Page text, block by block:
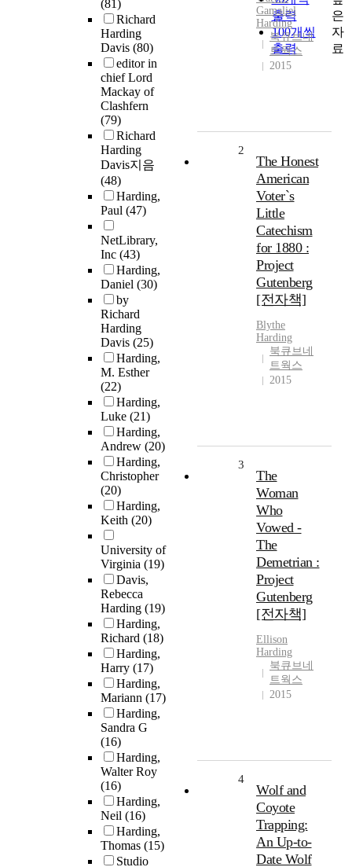
(81)
Richard
Harding
Davis (80)
editor in
chief Lord
Mackay of
Clashfern
(79)
Richard
Harding
Davis지음
(48)
Harding,
Paul (47)
NetLibrary,
Inc (43)
Harding,
Daniel (30)
by
Richard
Harding
Davis (25)
Harding,
M. Esther
(22)
Harding,
Luke (21)
Harding,
Andrew (20)
Harding,
Christopher
(20)
Harding,
Keith (20)
University of
Virginia (19)
Davis,
Rebecca
Harding (19)
Harding,
Richard (18)
Harding,
Harry (17)
Harding,
Mariann (17)
Harding,
Sandra G
(16)
Harding,
Walter Roy
(16)
Harding,
Neil (16)
Harding,
Thomas (15)
Studio
출력
100개씩
출력
Gamaliel
Harding
북큐브네
트웍스
2015
2
The Honest
American
Voter`s
Little
Catechism
for 1880 :
Project
Gutenberg
[전자책]
Blythe
Harding
북큐브네
트웍스
2015
3
The
Woman
Who
Vowed -
The
Demetrian :
Project
Gutenberg
[전자책]
Ellison
Harding
북큐브네
트웍스
2015
4
Wolf and
Coyote
Trapping:
An Up-to-
Date Wolf
은
자
료